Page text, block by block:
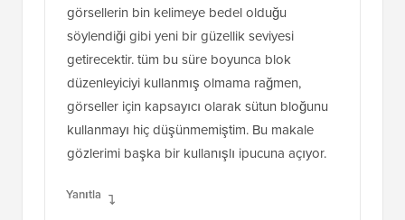
görsellerin bin kelimeye bedel olduğu
söylendiği gibi yeni bir güzellik seviyesi
getirecektir. tüm bu süre boyunca blok
düzenleyiciyi kullanmış olmama rağmen,
görseller için kapsayıcı olarak sütun bloğunu
kullanmayı hiç düşünmemiştim. Bu makale
gözlerimi başka bir kullanışlı ipucuna açıyor.
Yanıtla